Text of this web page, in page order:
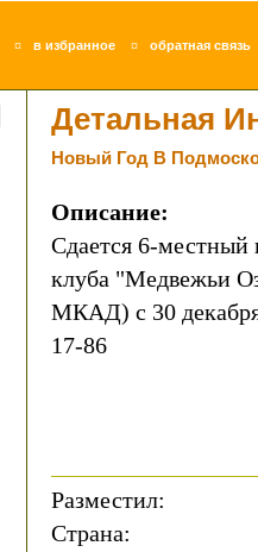
¤ в избранное ¤ обратная связь
Детальная
Новый Год В
Описание:
Сдается 6-местный
клуба "Медвежьи
МКАД) с 30
17-86
Разместил:
Страна: